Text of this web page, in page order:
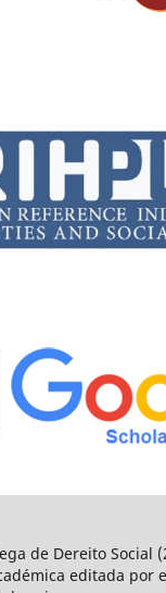
de Dereito Social
editada por